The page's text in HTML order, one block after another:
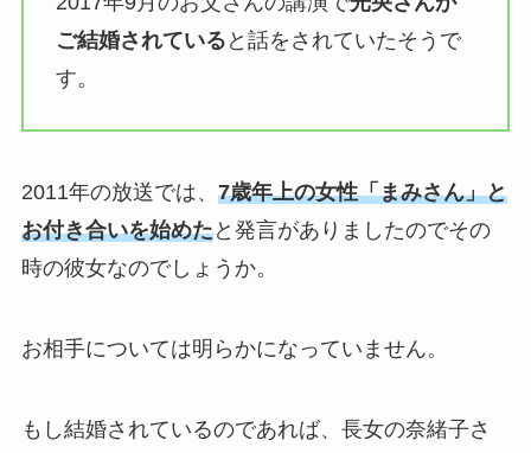
ご結婚されている と話をされていたそうで
す。
2011年の放送では、 7歳年上の女性「まみさん」と
お付き合いを始めたと発言がありましたのでその
時の彼女なのでしょうか。
お相手については明らかになっていません。
もし結婚されているのであれば、長女の奈緒子さ